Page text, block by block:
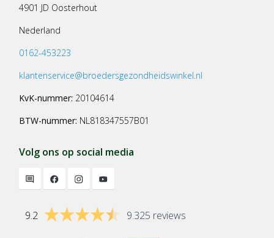
4901 JD Oosterhout
Nederland
0162-453223
klantenservice@broedersgezondheidswinkel.nl
KvK-nummer: 20104614
BTW-nummer: NL818347557B01
Volg ons op social media
9.2 9.325 reviews